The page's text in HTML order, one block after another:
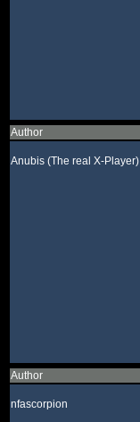
Author
Anubis (The real X-Player)
Author
nfascorpion